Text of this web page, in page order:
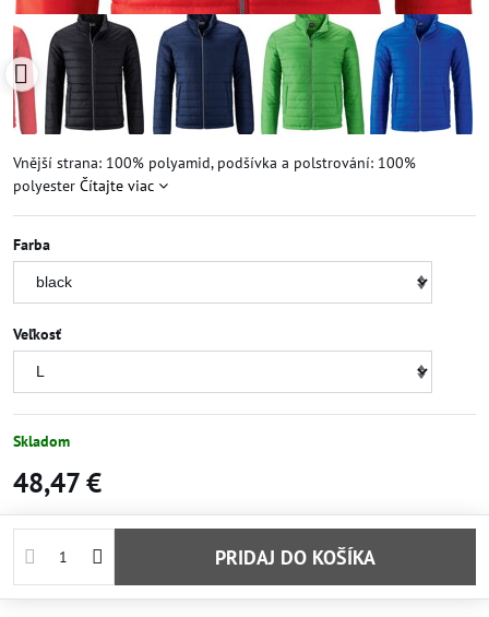
Vnější strana: 100% polyamid, podšívka a polstrování: 100%
polyester Čítajte viac
Farba
Veľkosť
Skladom
48,47 €
PRIDAJ DO KOŠÍKA